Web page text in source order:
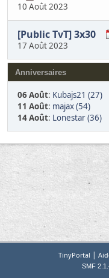
10 Août 2023
[Public TvT] 3x30
17 Août 2023
Anniversaires
06 Août: Kubajs21 (27)
11 Août: majax (54)
14 Août: Lonestar (36)
TinyPortal |
SMF